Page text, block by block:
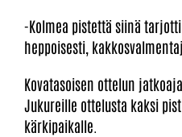
-Kolmea pistettä siinä
heppoisesti,
Kovatasoisen ottelun
Jukureille ottelusta kaksi
kärkipaikalle.